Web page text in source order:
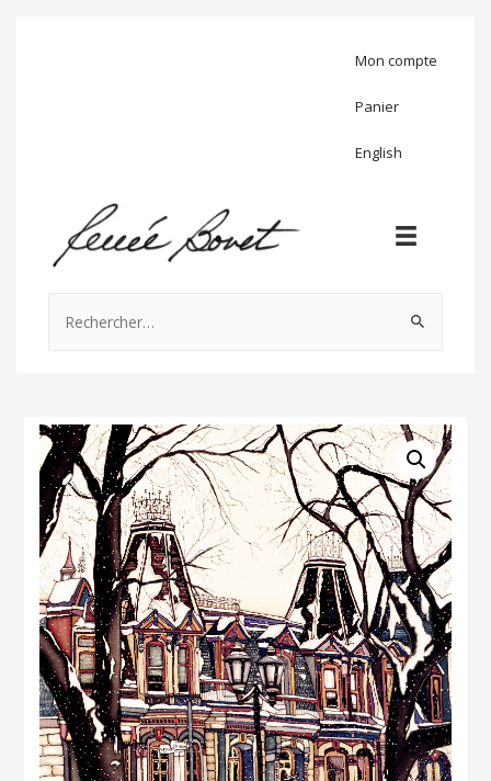
Mon compte
Panier
English